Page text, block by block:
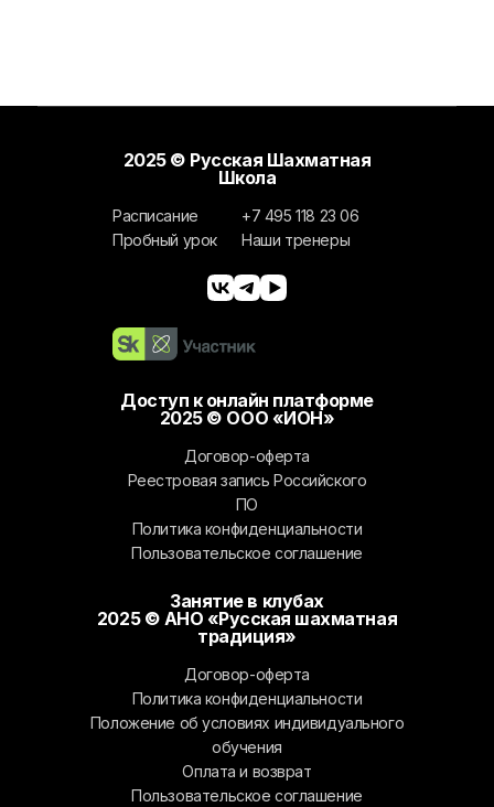
2025 © Русская Шахматная
Школа
+7 495 118 23 06
Наши тренеры
Расписание
Пробный урок
Доступ к онлайн платформе
2025 © ООО «ИОН»
Договор-оферта
Реестровая запись Российского
ПО
Политика конфиденциальности
Пользовательское соглашение
Занятие в клубах
2025 © АНО «Русская шахматная
традиция»
Договор-оферта
Политика конфиденциальности
Положение об условиях индивидуального
обучения
Оплата и возврат
Пользовательское соглашение